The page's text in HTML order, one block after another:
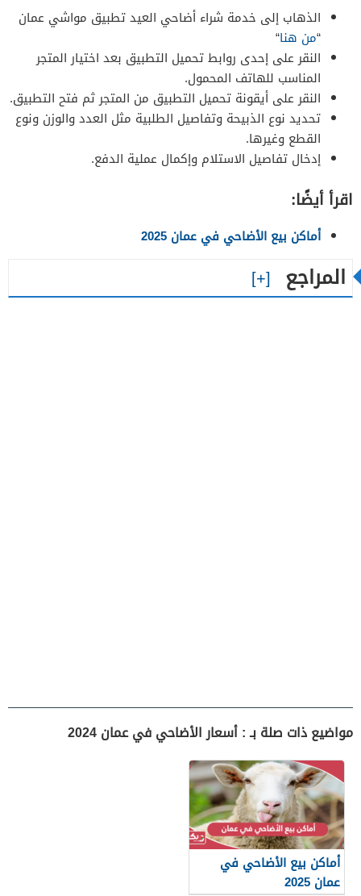
الذهاب إلى خدمة شراء أضاحي العيد تطبيق مواشي عمان
“من هنا“
النقر على إحدى روابط تحميل التطبيق بعد اختيار المتجر
المناسب للهاتف المحمول.
النقر على أيقونة تحميل التطبيق من المتجر ثم فتح التطبيق.
تحديد نوع الذبيحة وتفاصيل الطلبية مثل العدد والوزن ونوع
القطع وغيرها.
إدخال تفاصيل الاستلام وإكمال عملية الدفع.
اقرأ أيضًا:
أماكن بيع الأضاحي في عمان 2025
المراجع
مواضيع ذات صلة بـ : أسعار الأضاحي في عمان 2024
أماكن بيع الأضاحي في
عمان 2025